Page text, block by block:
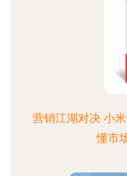
营销江湖对决 小
懂市